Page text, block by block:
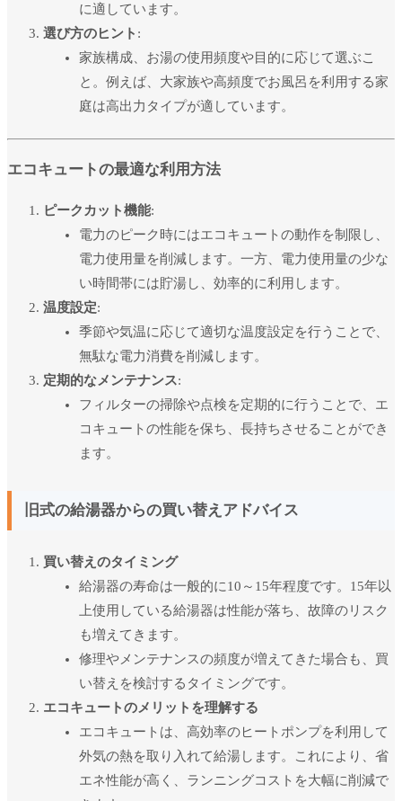
に適しています。
選び方のヒント :
家族構成、お湯の使用頻度や目的に応じて選ぶこ
と。例えば、大家族や高頻度でお風呂を利用する家
庭は高出力タイプが適しています。
エコキュートの最適な利用方法
ピークカット機能:
電力のピーク時にはエコキュートの動作を制限し、
電力使用量を削減します。一方、電力使用量の少な
い時間帯には貯湯し、効率的に利用します。
温度設定:
季節や気温に応じて適切な温度設定を行うことで、
無駄な電力消費を削減します。
定期的なメンテナンス:
フィルターの掃除や点検を定期的に行うことで、エ
コキュートの性能を保ち、長持ちさせることができ
ます。
旧式の給湯器からの買い替えアドバイス
買い替えのタイミング
給湯器の寿命は一般的に10～15年程度です。15年以
上使用している給湯器は性能が落ち、故障のリスク
も増えてきます。
修理やメンテナンスの頻度が増えてきた場合も、買
い替えを検討するタイミングです。
エコキュートのメリットを理解する
エコキュートは、高効率のヒートポンプを利用して
外気の熱を取り入れて給湯します。これにより、省
エネ性能が高く、ランニングコストを大幅に削減で